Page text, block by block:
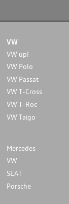
VW
VW up!
VW Polo
VW Passat
VW T-Cross
VW T-Roc
VW Taigo
Mercedes
VW
SEAT
Porsche